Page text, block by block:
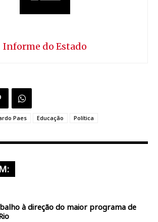
Informe do Estado
Paes Educação
Política
à direção do maior programa de